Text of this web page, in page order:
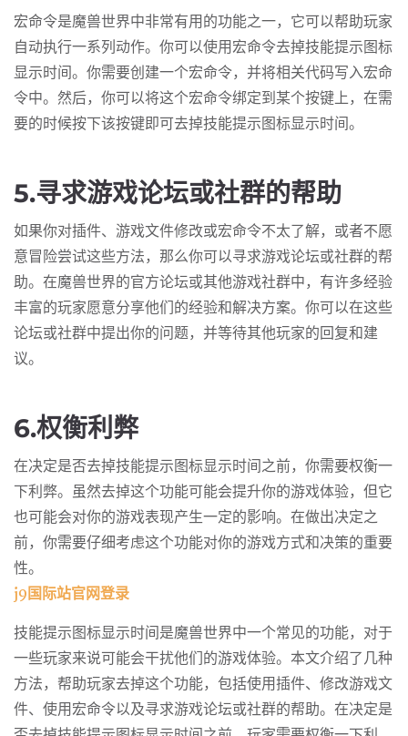
宏命令是魔兽世界中非常有用的功能之一，它可以帮助玩家
自动执行一系列动作。你可以使用宏命令去掉技能提示图标
显示时间。你需要创建一个宏命令，并将相关代码写入宏命
令中。然后，你可以将这个宏命令绑定到某个按键上，在需
要的时候按下该按键即可去掉技能提示图标显示时间。
5.寻求游戏论坛或社群的帮助
如果你对插件、游戏文件修改或宏命令不太了解，或者不愿
意冒险尝试这些方法，那么你可以寻求游戏论坛或社群的帮
助。在魔兽世界的官方论坛或其他游戏社群中，有许多经验
丰富的玩家愿意分享他们的经验和解决方案。你可以在这些
论坛或社群中提出你的问题，并等待其他玩家的回复和建
议。
6.权衡利弊
在决定是否去掉技能提示图标显示时间之前，你需要权衡一
下利弊。虽然去掉这个功能可能会提升你的游戏体验，但它
也可能会对你的游戏表现产生一定的影响。在做出决定之
前，你需要仔细考虑这个功能对你的游戏方式和决策的重要
性。
j9国际站官网登录
技能提示图标显示时间是魔兽世界中一个常见的功能，对于
一些玩家来说可能会干扰他们的游戏体验。本文介绍了几种
方法，帮助玩家去掉这个功能，包括使用插件、修改游戏文
件、使用宏命令以及寻求游戏论坛或社群的帮助。在决定是